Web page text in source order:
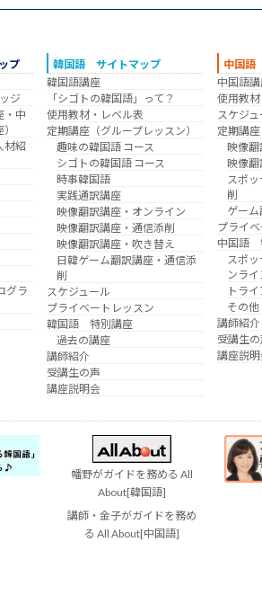
プ
ジ
・中
材紹
グラ
韓国語 サイトマップ
韓国語講座
「シゴトの韓国語」って？
使用教材・レベル表
定期講座（グループレッスン）
趣味の韓国語 コース
シゴトの韓国語 コース
時事韓国語
実践通訳講座
映像翻訳講座・オンライン
映像翻訳講座・通信添削
映像翻訳講座・吹き替え
日韓ゲーム翻訳講座・通信添
削
スケジュール
プライベートレッスン
韓国語 特別講座
過去の講座
講師紹介
受講生の声
講座説明会
中国語
中国語
使用教
スケジュ
定期講座
映像翻
映像翻
スポ
削
ゲーム
プライ
中国語
スポ
ンライ
トラ
その他
講師紹介
受講生の
講座説
幡野がガイドを務める All
About[韓国語]
講師・金子がガイドを務め
る All About[中国語]